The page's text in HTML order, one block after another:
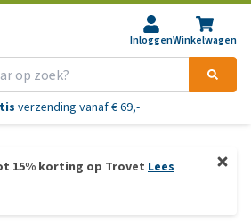
InloggenWinkelwagen
verzending vanaf € 69,-
15% korting op Trovet Lees